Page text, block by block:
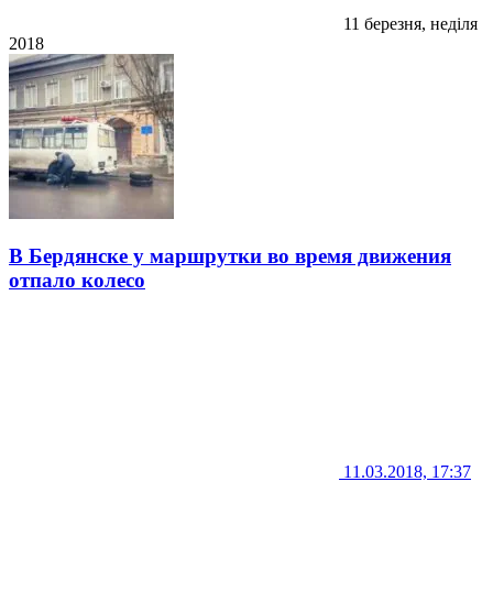
11 березня, неділя
2018
В Бердянске у маршрутки во время движения
отпало колесо
11.03.2018, 17:37